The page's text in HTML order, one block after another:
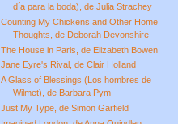
día para la boda), de Julia Strachey
Counting My Chickens and Other Home
Thoughts, de Deborah Devonshire
The House in Paris, de Elizabeth Bowen
Jane Eyre's Rival, de Clair Holland
A Glass of Blessings (Los hombres de
Wilmet), de Barbara Pym
Just My Type, de Simon Garfield